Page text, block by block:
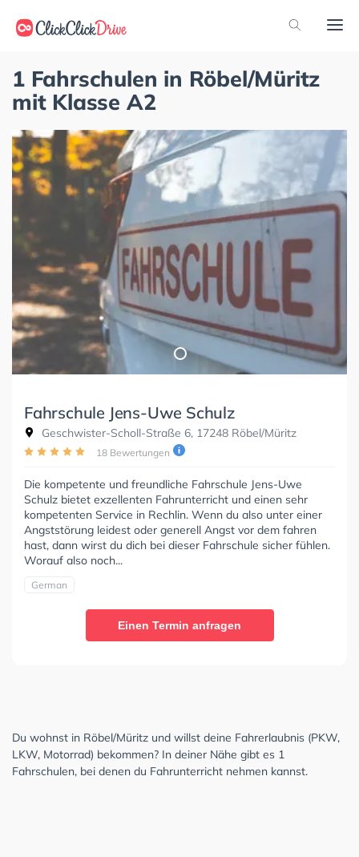
1 Fahrschulen in Röbel/Müritz
mit Klasse A2
Fahrschule Jens-Uwe Schulz
Geschwister-Scholl-Straße 6, 17248 Röbel/Müritz
18 Bewertungen
Die kompetente und freundliche Fahrschule Jens-Uwe
Schulz bietet exzellenten Fahrunterricht und einen sehr
kompetenten Service in Rechlin. Wenn du also unter einer
Angststörung leidest oder generell Angst vor dem fahren
hast, dann wirst du dich bei dieser Fahrschule sicher fühlen.
Worauf also noch...
German
Einen Termin anfragen
Du wohnst in Röbel/Müritz und willst deine Fahrerlaubnis (PKW,
LKW, Motorrad) bekommen? In deiner Nähe gibt es 1
Fahrschulen, bei denen du Fahrunterricht nehmen kannst.